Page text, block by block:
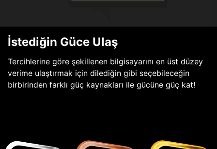
İstediğin Güce Ulaş
Tercihlerine göre şekillenen bilgisayarını en üst düzey
verime ulaştırmak için dilediğin gibi seçebileceğin
birbirinden farklı güç kaynakları ile gücüne güç kat!